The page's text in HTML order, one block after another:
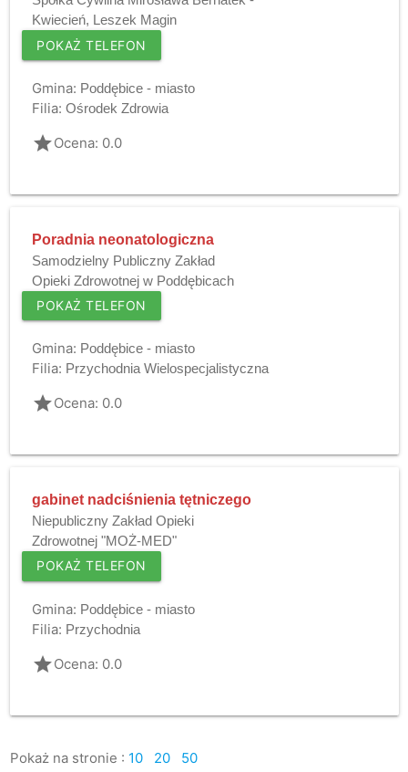
Kwiecień, Leszek Magin
POKAŻ TELEFON
Gmina: Poddębice - miasto
Filia: Ośrodek Zdrowia
gradeOcena: 0.0
Poradnia neonatologiczna
Samodzielny Publiczny Zakład
Opieki Zdrowotnej w Poddębicach
POKAŻ TELEFON
Gmina: Poddębice - miasto
Filia: Przychodnia Wielospecjalistyczna
gradeOcena: 0.0
gabinet nadciśnienia tętniczego
Niepubliczny Zakład Opieki
Zdrowotnej "MOŻ-MED"
POKAŻ TELEFON
Gmina: Poddębice - miasto
Filia: Przychodnia
gradeOcena: 0.0
Pokaż na stronie : 10 20
50